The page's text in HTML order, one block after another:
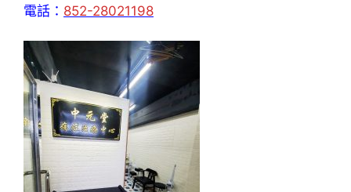
電話： 852-28021198